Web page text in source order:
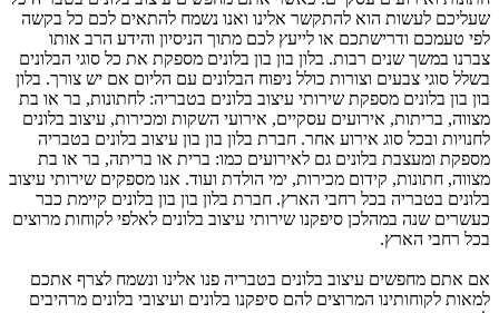
שעליכם לעשות הוא להתקשר אלינו ואנו נשמח להתאים לכם כל בקשה
לפי טעמכם ודרישתכם או לייעץ לכם מתוך הניסיון והידע הרב אותו
צברנו במשך שנים רבות. בלון בון בון בלונים מספקת את כל סוגי הבלונים
בשלל סוגי צבעים וצורות כולל ניפוח הבלונים עם הליום אם יש צורך. בלון
בון בון בלונים מספקת שירותי עיצוב בלונים בטבריה: לחתונות, בר או בת
מצווה, בריתות, אירועים עסקיים, אירועי השקות ומכירות, עיצוב בלונים
לחנויות ובכל סוג אירוע אחר. חברת בלון בון בון עיצוב בלונים בטבריה
מספקת ומעצבת בלונים גם לאירועים כמו: ברית או בריתה, בר או בת
מצווה, חתונות, קידום מכירות, ימי הולדת ועוד. אנו מספקים שירותי עיצוב
בלונים בטבריה בכל רחבי הארץ. חברת בלון בון בון בלונים קיימת כבר
כעשרים שנה במהלכן סיפקנו שירותי עיצוב בלונים לאלפי לקוחות מרוצים
בכל רחבי הארץ.
אם אתם מחפשים עיצוב בלונים בטבריה פנו אלינו ונשמח לצרף אתכם
למאות לקוחותינו המרוצים להם סיפקנו בלונים ועיצובי בלונים מרהיבים